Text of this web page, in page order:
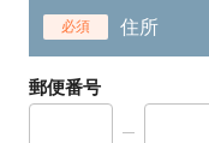
必須 住所
郵便番号